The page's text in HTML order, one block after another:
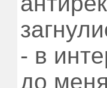
- в
до